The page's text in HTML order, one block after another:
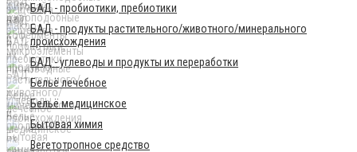
БАД - пробиотики, пребиотики
БАД - продукты растительного/животного/минерального
происхождения
БАД - углеводы и продукты их переработки
Бельё лечебное
Бельё медицинское
Бытовая химия
Вегетотропное средство